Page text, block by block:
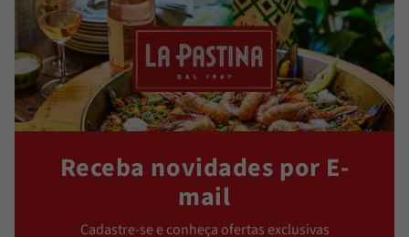
Receba novidades por E-
mail
Cadastre-se e conheça ofertas exclusivas